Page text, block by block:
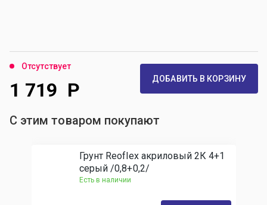
Отсутствует
1 719 Р ДОБАВИТЬ В КОРЗИНУ
С этим товаром покупают
Грунт Reoflex акриловый 2К 4+1
серый /0,8+0,2/
Есть в наличии